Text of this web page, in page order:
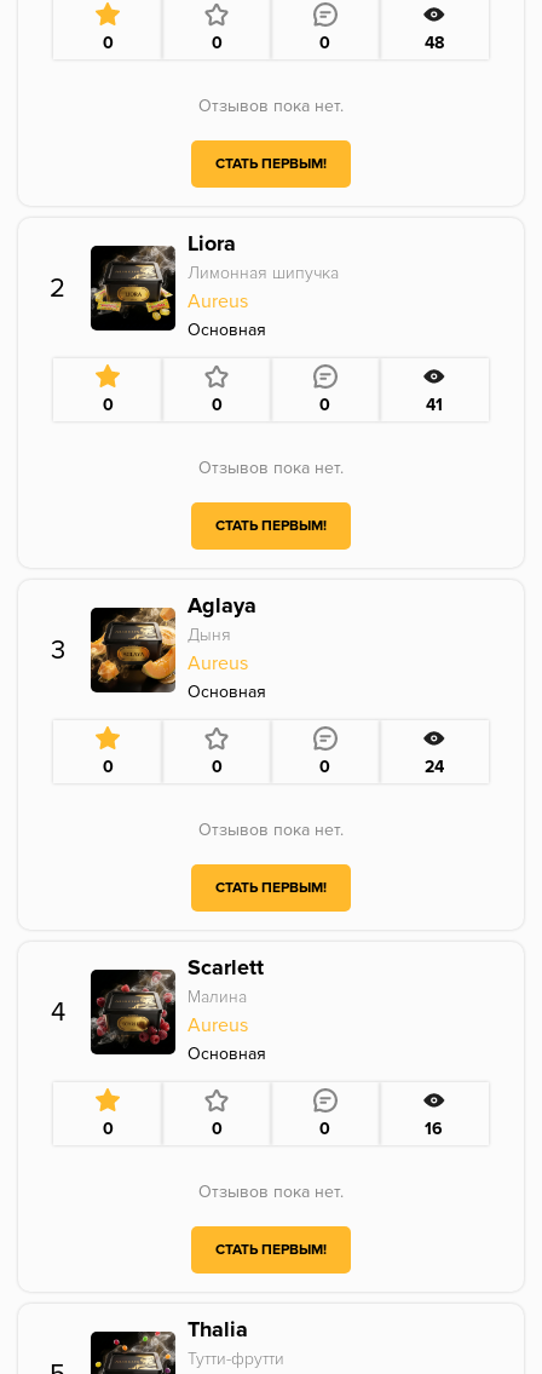
0 0 0 48
Отзывов пока нет.
СТАТЬ ПЕРВЫМ!
2
Liora
Лимонная шипучка
Aureus
Основная
0 0 0 41
Отзывов пока нет.
СТАТЬ ПЕРВЫМ!
3
Aglaya
Дыня
Aureus
Основная
0 0 0 24
Отзывов пока нет.
СТАТЬ ПЕРВЫМ!
4
Scarlett
Малина
Aureus
Основная
0 0 0 16
Отзывов пока нет.
СТАТЬ ПЕРВЫМ!
Thalia
Тутти-фрутти